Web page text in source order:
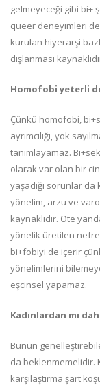
gelmeyeceği gibi bi+
queer deneyimleri
kurulan hiyerarşi
dışlanması
Homofobi yeterli
Çünkü homofobi,
ayrımcılığı, yok
tanımlayamaz.
olarak var olan bir
yaşadığı sorunlar
yönelim, arzu ve
kaynaklıdır. Öte
yönelik üretilen
bi+fobiyi de içerir
yönelimlerini
eşcinsel yapamaz.
Kadınlardan mı
Bunun
da beklenmemelidir.
karşılaştırma şart